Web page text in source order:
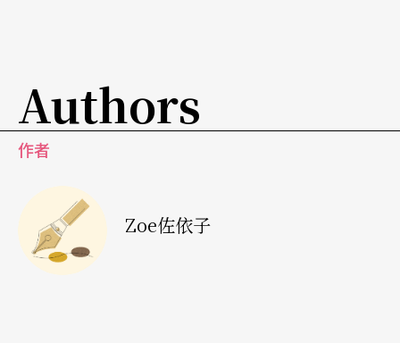
音的她，當人們走到她面前讚賞她現在仍是風韻猶
存時，她還是露出她那高貴的微笑向人道謝，好像
她主演的歌劇從未謝幕一般。
傍晚，走在紐約最繁華的第五大道上，迎面走來三
位身著古典戲服的美國女孩，上前問她們是否要去
Authors
作者
Zoe佐依子